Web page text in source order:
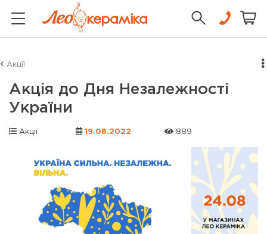
Акції
Акція до Дня Незалежності
України
Акції 19.08.2022 889